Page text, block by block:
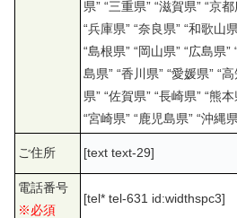
県” “三重県” “滋賀県” “京
“兵庫県” “奈良県” “和歌山
“島根県” “岡山県” “広島県”
島県” “香川県” “愛媛県” “
県” “佐賀県” “長崎県” “熊
“宮崎県” “鹿児島県” “沖縄
ご住所 [text text-29]
電話番号
※必須
[tel* tel-631 id:widthspc3]